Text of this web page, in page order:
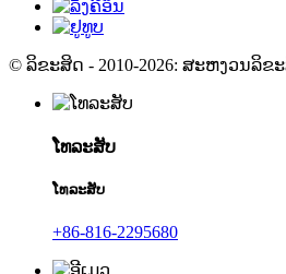
© ລິຂະສິດ - 2010-2026: ສະຫງວນລິຂ
ໂທລະສັບ
ໂທລະສັບ
+86-816-2295680